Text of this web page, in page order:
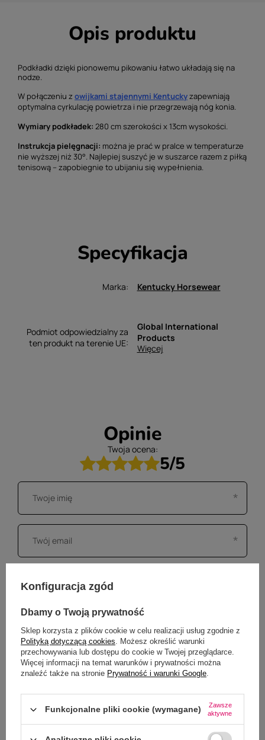
Opis produktu
Podkładki dzięki pionowemu pikowaniu łatwo układają się na
nodze.
W połączeniu z owijkami stajennymi Kentuckyzapewniają
optymalna cyrkulację powietrza i nie przegrzewają nóg konia.
Wymiary podkładek: 280 cm szerokości x 13cm wysokości.
Instrukcja pielęgnacji: można je prać w pralce w temperaturze
nie wyższej niż 30°. Najlepiej suszyć je w suszarce razem z piłką
tenisową – zapobiegnie to ubijaniu się wypełnienia.
Specyfikacja
Marka Kentucky Horsewear
Podmiot odpowiedzialny za
ten produkt na terenie UE
Global International
Products
Więcej
Opinie
Twoja ocena:
5/5
Wybierz plik
Nie wybrano pliku
Konfiguracja zgód
Dbamy o Twoją prywatność
Sklep korzysta z plików cookie w celu realizacji usług zgodnie z
Polityką dotyczącą cookies. Możesz określić warunki
przechowywania lub dostępu do cookie w Twojej przeglądarce.
Więcej informacji na temat warunków i prywatności można
znaleźć także na stronie Prywatność i warunki Google.
Funkcjonalne pliki cookie (wymagane)
Zawsze
aktywne